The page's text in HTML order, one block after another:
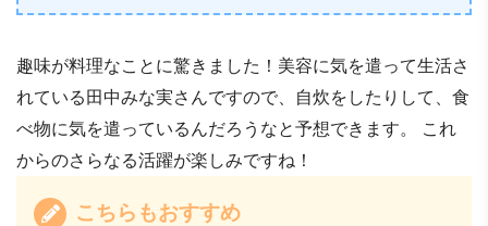
趣味が料理なことに驚きました！美容に気を遣って生活さ
れている田中みな実さんですので、自炊をしたりして、食
べ物に気を遣っているんだろうなと予想できます。 これ
からのさらなる活躍が楽しみですね！
こちらもおすすめ